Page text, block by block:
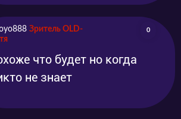
Зритель OLD-
0
что будет но когда
не знает